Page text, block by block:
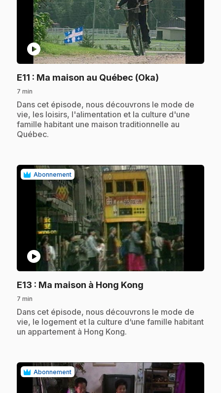
play_circle
E11 : Ma maison au Québec (Oka)
7 min
.Dans cet épisode, nous découvrons le mode de
vie, les loisirs, l'alimentation et la culture d'une
famille habitant une maison traditionnelle au
Québec.
Abonnement
play_circle
E13 : Ma maison à Hong Kong
7 min
.Dans cet épisode, nous découvrons le mode de
vie, le logement et la culture d‘une famille habitant
un appartement à Hong Kong.
Abonnement